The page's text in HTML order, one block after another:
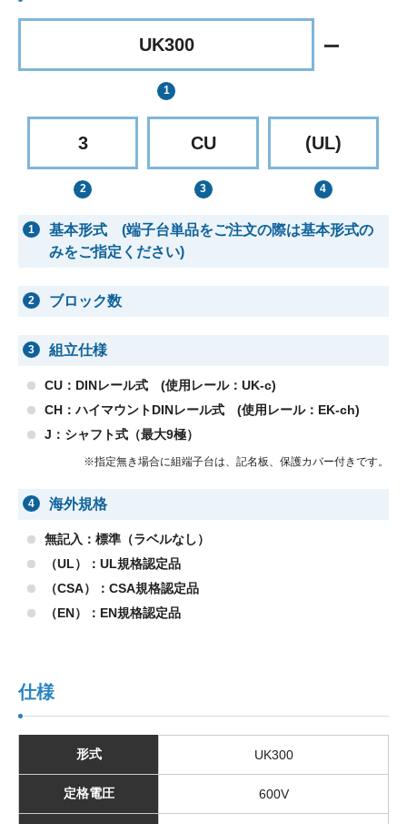
UK300
3 CU (UL)
1
基本形式 (端子台単品をご注文の際は基本形式の
みをご指定ください)
2 ブロック数
3 組立仕様
CU：DINレール式 (使用レール：UK-c)
CH：ハイマウントDINレール式 (使用レール：EK-ch)
J：シャフト式（最大9極）
※指定無き場合に組端子台は、記名板、保護カバー付きです。
4 海外規格
無記入：標準（ラベルなし）
（UL）：UL規格認定品
（CSA）：CSA規格認定品
（EN）：EN規格認定品
仕様
形式 UK300
定格電圧 600V